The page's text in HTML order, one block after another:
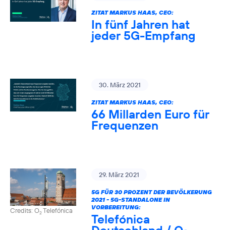
ZITAT MARKUS HAAS, CEO:
In fünf Jahren hat
jeder 5G-Empfang
30. März 2021
ZITAT MARKUS HAAS, CEO:
66 Millarden Euro für
Frequenzen
Credits: O2Telefónica
29. März 2021
5G FÜR 30 PROZENT DER BEVÖLKERUNG
2021 - 5G-STANDALONE IN
VORBEREITUNG:
Telefónica